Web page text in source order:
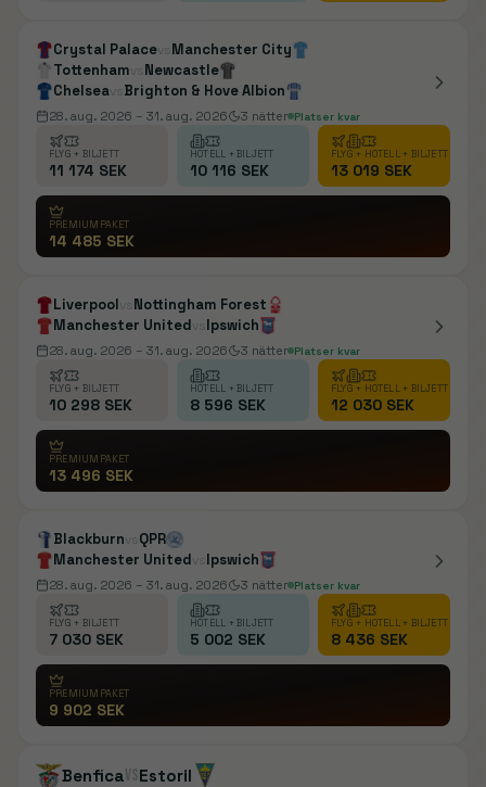
Crystal Palacevs Manchester City
Tottenham vs Newcastle
Chelseavs Brighton & Hove Albion
28. aug. 2026 – 31. aug. 2026 3 nätter Platser kvar
FLYG + BILJETT
11 174 SEK
HOTELL + BILJETT
10 116 SEK
FLYG + HOTELL + BILJETT
13 019 SEK
PREMIUMPAKET
14 485 SEK
Liverpool vs Nottingham Forest
Manchester United vs Ipswich
28. aug. 2026 – 31. aug. 2026 3 nätter Platser kvar
FLYG + BILJETT
10 298 SEK
HOTELL + BILJETT
8 596 SEK
FLYG + HOTELL + BILJETT
12 030 SEK
PREMIUMPAKET
13 496 SEK
Blackburn vs QPR
Manchester United vs Ipswich
28. aug. 2026 – 31. aug. 2026 3 nätter Platser kvar
FLYG + BILJETT
7 030 SEK
HOTELL + BILJETT
5 002 SEK
FLYG + HOTELL + BILJETT
8 436 SEK
PREMIUMPAKET
9 902 SEK
BenficavsEstoril